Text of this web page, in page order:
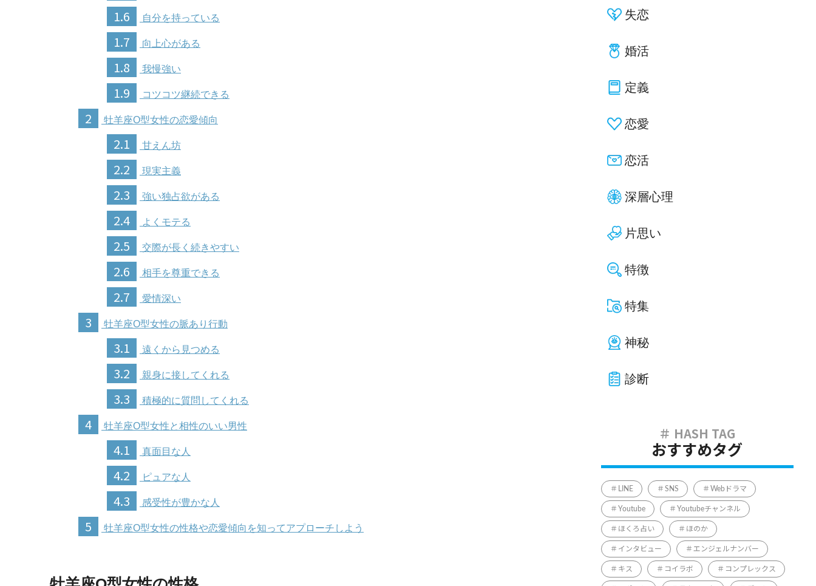
1.6 自分を持っている
1.7 向上心がある
1.8 我慢強い
1.9 コツコツ継続できる
2 牡羊座O型女性の恋愛傾向
2.1 甘えん坊
2.2 現実主義
2.3 強い独占欲がある
2.4 よくモテる
2.5 交際が長く続きやすい
2.6 相手を尊重できる
2.7 愛情深い
3 牡羊座O型女性の脈あり行動
3.1 遠くから見つめる
3.2 親身に接してくれる
3.3 積極的に質問してくれる
4 牡羊座O型女性と相性のいい男性
4.1 真面目な人
4.2 ピュアな人
4.3 感受性が豊かな人
5 牡羊座O型女性の性格や恋愛傾向を知ってアプローチしよう
失恋
婚活
定義
恋愛
恋活
深層心理
片思い
特徴
特集
神秘
診断
おすすめタグ
LINE SNS Webドラマ
Youtube Youtubeチャンネル
ほくろ占い ほのか
インタビュー エンジェルナンバー
キス コイラボ コンプレックス